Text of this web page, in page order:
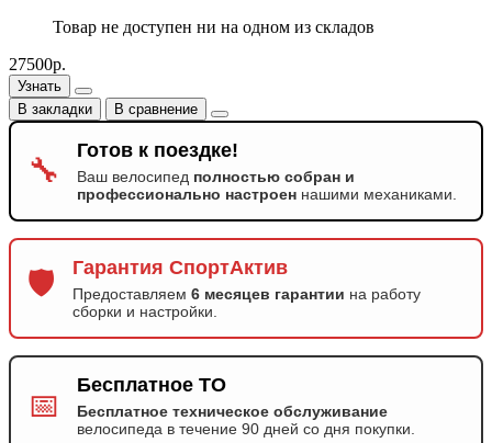
Товар не доступен ни на одном из складов
27500р.
Узнать
В закладки
В сравнение
🔧
Готов к поездке!
Ваш велосипед полностью собран и
профессионально настроен нашими механиками.
🛡️ Гарантия СпортАктив
Предоставляем 6 месяцев гарантии на работу
сборки и настройки.
📅
Бесплатное ТО
Бесплатное техническое обслуживание
велосипеда в течение 90 дней со дня покупки.